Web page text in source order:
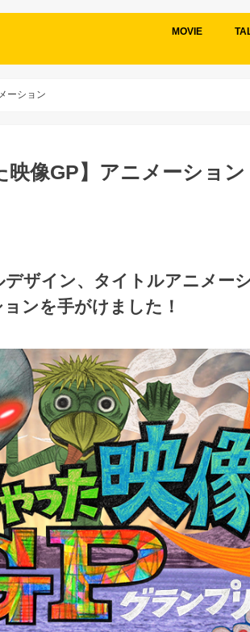
MOVIE
ーション
像GP】アニメーション
ザイン、タイトルアニメー
ンを手がけました！